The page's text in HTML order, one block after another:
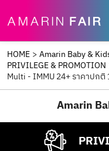
HOME > Amarin Baby &
PRIVILEGE & PROMOTION
Multi - IMMU 24+ ราคาปกติ
Amarin